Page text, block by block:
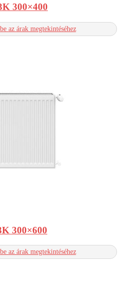
300×400
az árak megtekintéséhez
300×600
az árak megtekintéséhez